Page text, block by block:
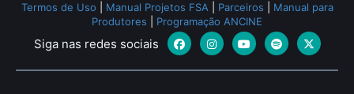
Termos de Uso
Manual Projetos FSA Parceiros
Manual para
Produtores
Programação ANCINE
Siga nas redes sociais